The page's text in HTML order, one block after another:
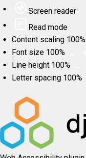
Screen reader
Read mode
Content scaling 100%
Font size 100%
Line height 100%
Letter spacing 100%